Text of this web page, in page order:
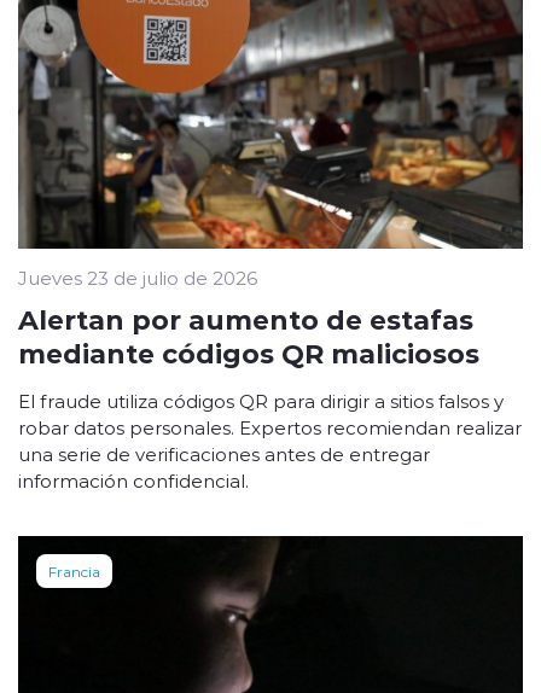
Jueves 23 de julio de 2026
Alertan por aumento de estafas
mediante códigos QR maliciosos
El fraude utiliza códigos QR para dirigir a sitios falsos y
robar datos personales. Expertos recomiendan realizar
una serie de verificaciones antes de entregar
información confidencial.
Francia